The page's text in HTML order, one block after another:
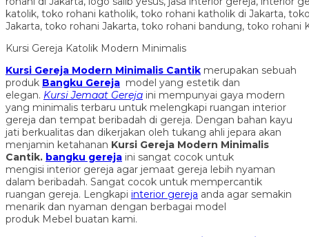
Kursi Gereja Katolik Modern Minimalis
Kursi Gereja Modern Minimalis Cantik merupakan sebuah
produk Bangku Gereja model yang estetik dan
elegan. Kursi Jemaat Gereja ini mempunyai gaya modern
yang minimalis terbaru untuk melengkapi ruangan interior
gereja dan tempat beribadah di gereja. Dengan bahan kayu
jati berkualitas dan dikerjakan oleh tukang ahli jepara akan
menjamin ketahanan Kursi Gereja Modern Minimalis
Cantik. bangku gereja ini sangat cocok untuk
mengisi interior gereja agar jemaat gereja lebih nyaman
dalam beribadah. Sangat cocok untuk mempercantik
ruangan gereja. Lengkapi interior gereja anda agar semakin
menarik dan nyaman dengan berbagai model
produk Mebel buatan kami.